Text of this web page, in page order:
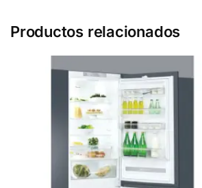
Productos relacionados